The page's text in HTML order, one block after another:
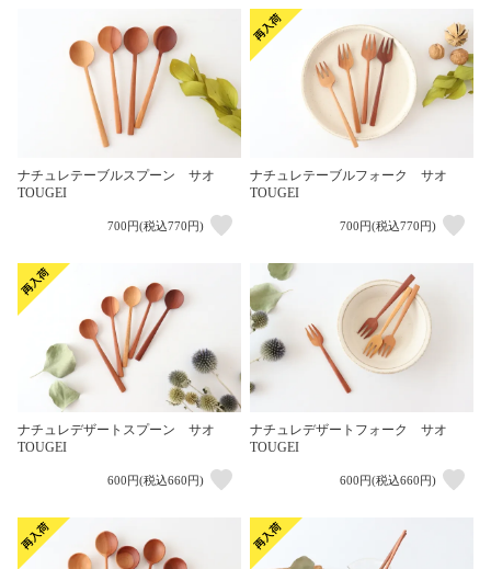
ナチュレテーブルスプーン サオ
TOUGEI
700円(税込770円)
ナチュレテーブルフォーク サオ
TOUGEI
700円(税込770円)
ナチュレデザートスプーン サオ
TOUGEI
600円(税込660円)
ナチュレデザートフォーク サオ
TOUGEI
600円(税込660円)